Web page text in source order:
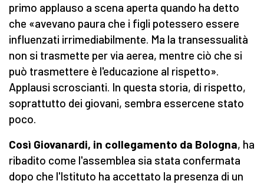
primo applauso a scena aperta quando ha detto
che «avevano paura che i figli potessero essere
influenzati irrimediabilmente. Ma la transessualità
non si trasmette per via aerea, mentre ciò che si
può trasmettere è l'educazione al rispetto».
Applausi scroscianti. In questa storia, di rispetto,
soprattutto dei giovani, sembra essercene stato
poco.
Così Giovanardi, in collegamento da Bologna, ha
ribadito come l'assemblea sia stata confermata
dopo che l'Istituto ha accettato la presenza di un